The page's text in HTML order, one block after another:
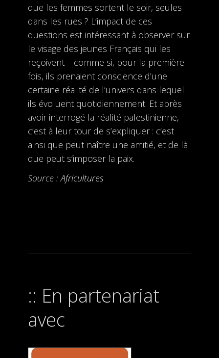
que les femmes sortent le soir, seules
dans les rues ? L’impact de ces
questions est intéressant à observer sur
le visage des jeunes Français qui les
reçoivent – comme si, pour la première
fois, ils prenaient conscience d’une
certaine réalité de l’univers dans lequel
ils évoluent quotidiennement. Et après
avoir interrogé la réalité palestinienne,
c’est à leur tour de s’expliquer : c’est
ainsi que peut naître une amitié, et de là
que peut s’imposer la paix.
Source :Africultures
En partenariat
avec